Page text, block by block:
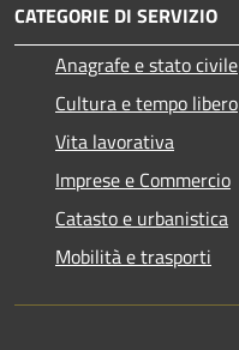
CATEGORIE DI SERVIZIO
Anagrafe e stato civile
Cultura e tempo libero
Vita lavorativa
Imprese e Commercio
Catasto e urbanistica
Mobilità e trasporti